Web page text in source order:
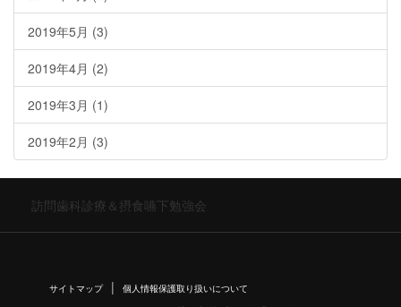
2019年5月 (3)
2019年4月 (2)
2019年3月 (1)
2019年2月 (3)
訪問歯科診療＆摂食嚥下勉強会
サイトマップ
個人情報保護取り扱いについて